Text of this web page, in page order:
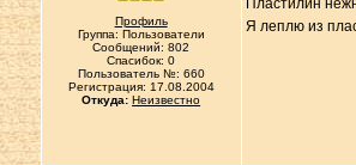
Профиль
Группа: Пользователи
Сообщений: 802
Спасибок: 0
Пользователь №: 660
Регистрация: 17.08.2004
Откуда: Неизвестно
Пластилин
Я леплю из